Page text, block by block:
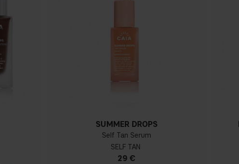
SUMMER DROPS
Self Tan Serum
SELF TAN
29 €